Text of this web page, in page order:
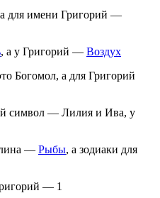
для имени Григорий —
, а у Григорий — Воздух
Богомол, а для Григорий
символ — Лилия и Ива, у
— Рыбы, а зодиаки для
— 1